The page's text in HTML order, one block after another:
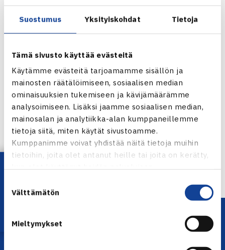
Suostumus Yksityiskohdat Tietoja
Tämä sivusto käyttää evästeitä
Käytämme evästeitä tarjoamamme sisällön ja
mainosten räätälöimiseen, sosiaalisen median
ominaisuuksien tukemiseen ja kävijämäärämme
analysoimiseen. Lisäksi jaamme sosiaalisen median,
mainosalan ja analytiikka-alan kumppaneillemme
tietoja siitä, miten käytät sivustoamme.
Kumppanimme voivat yhdistää näitä tietoja muihin
tietoihin, joita olet antanut heille tai joita on kerätty,
valinta
Välttämätön
Mieltymykset
Jaa:
← Edellinen
Lataa OmaTennis!